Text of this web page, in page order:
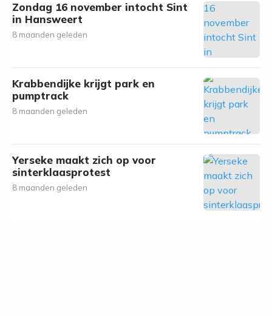
Zondag 16 november intocht Sint
in Hansweert
8 maanden geleden
Krabbendijke krijgt park en
pumptrack
8 maanden geleden
Yerseke maakt zich op voor
sinterklaasprotest
8 maanden geleden